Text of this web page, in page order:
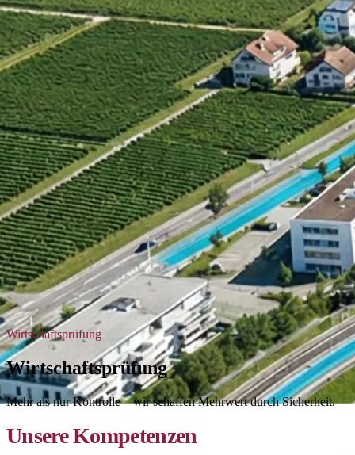
Wirtschaftsprüfung
Wirtschaftsprüfung
Mehr als nur Kontrolle – wir schaffen Mehrwert durch Sicherheit.
Unsere Kompetenzen